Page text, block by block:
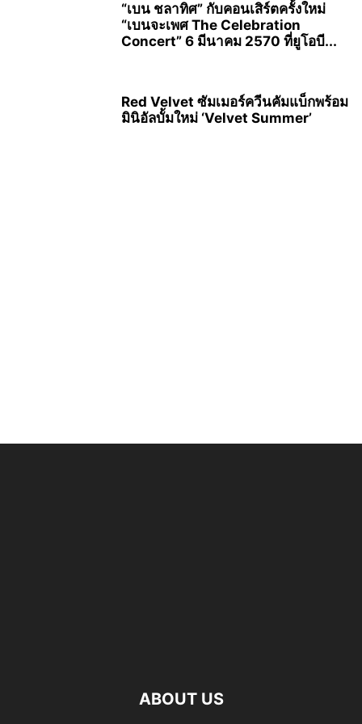
“เบน ชลาทิศ” กับคอนเสิร์ตครั้งใหม่
“เบนจะเพศ The Celebration
Concert” 6 มีนาคม 2570 ที่ยูโอบี...
Red Velvet ซัมเมอร์ควีนคัมแบ็กพร้อม
มินิอัลบั้มใหม่ ‘Velvet Summer’
ABOUT US